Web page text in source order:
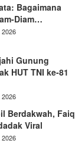
Bagaimana
Diam…
2026
Gunung
HUT TNI ke-81
Berdakwah, Faiq
Viral